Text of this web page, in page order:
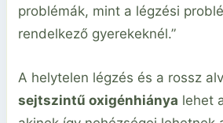
problémák, mint a légzési
rendelkező gyerekeknél.”
A helytelen légzés és a rossz
sejtszintű oxigénhiánya lehet